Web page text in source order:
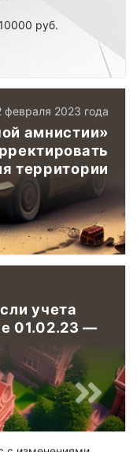
руб.
февраля 2023 года
амнистии»
территории
учета
01.02.23 —